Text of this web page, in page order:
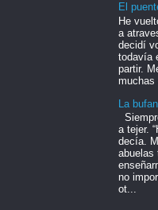
El
He
a
decidí
todavía
partir.
muchas
La
a tejer.
decía.
abuelas
no
ot...